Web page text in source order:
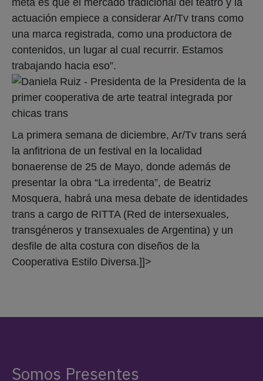
meta es que el mercado tradicional del teatro y la
actuación empiece a considerar Ar/Tv trans como
una marca registrada, como una productora de
contenidos, un lugar al cual recurrir. Estamos
trabajando hacia eso”.
La primera semana de diciembre, Ar/Tv trans será
la anfitriona de un festival en la localidad
bonaerense de 25 de Mayo, donde además de
presentar la obra “La irredenta”, de Beatriz
Mosquera, habrá una mesa debate de identidades
trans a cargo de RITTA (Red de intersexuales,
transgéneros y transexuales de Argentina) y un
desfile de alta costura con diseños de la
Cooperativa Estilo Diversa.]]>
Somos Presentes